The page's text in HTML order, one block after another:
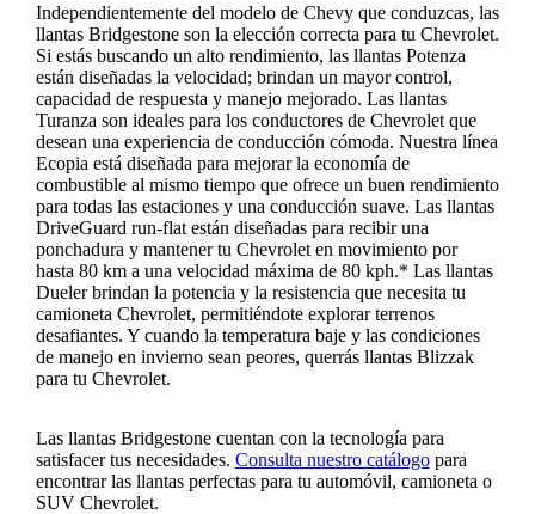
Independientemente del modelo de Chevy que conduzcas, las
llantas Bridgestone son la elección correcta para tu Chevrolet.
Si estás buscando un alto rendimiento, las llantas Potenza
están diseñadas la velocidad; brindan un mayor control,
capacidad de respuesta y manejo mejorado. Las llantas
Turanza son ideales para los conductores de Chevrolet que
desean una experiencia de conducción cómoda. Nuestra línea
Ecopia está diseñada para mejorar la economía de
combustible al mismo tiempo que ofrece un buen rendimiento
para todas las estaciones y una conducción suave. Las llantas
DriveGuard run-flat están diseñadas para recibir una
ponchadura y mantener tu Chevrolet en movimiento por
hasta 80 km a una velocidad máxima de 80 kph.* Las llantas
Dueler brindan la potencia y la resistencia que necesita tu
camioneta Chevrolet, permitiéndote explorar terrenos
desafiantes. Y cuando la temperatura baje y las condiciones
de manejo en invierno sean peores, querrás llantas Blizzak
para tu Chevrolet.
Las llantas Bridgestone cuentan con la tecnología para
satisfacer tus necesidades. Consulta nuestro catálogopara
encontrar las llantas perfectas para tu automóvil, camioneta o
SUV Chevrolet.